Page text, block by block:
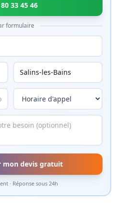
33 45 46
formulaire
mon devis gratuit
· Réponse sous 24h